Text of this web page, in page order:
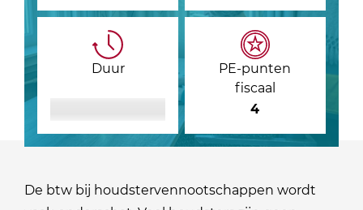
Duur
PE-punten
fiscaal
4
De btw bij houdstervennootschappen wordt